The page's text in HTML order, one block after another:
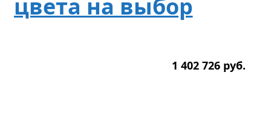
цвета на выбор
1 402 726 руб.